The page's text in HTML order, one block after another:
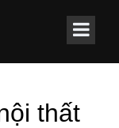
– Hà Nội
thất